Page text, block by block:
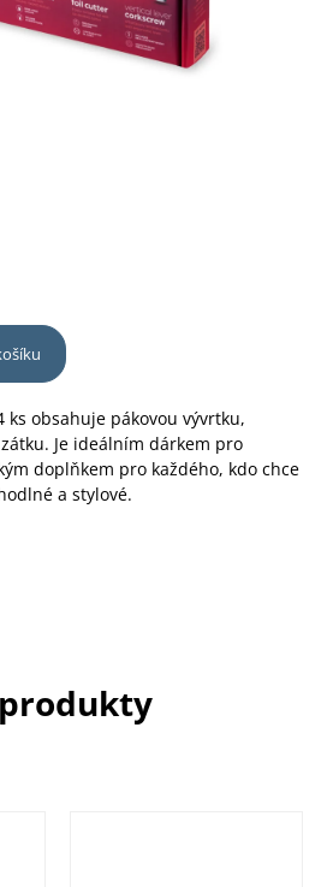
ks obsahuje pákovou vývrtku,
Je ideálním dárkem pro
doplňkem pro každého, kdo chce
a stylové.